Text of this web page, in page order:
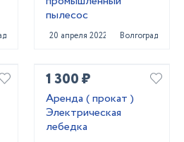
пылесос
20 апреля 2022 Волгоград
1 300 ₽
Аренда ( прокат )
Электрическая
лебедка